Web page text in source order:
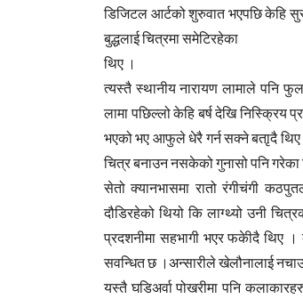
डिजिटल आर्टको शुरुवात भएपछि केहि
बुद्धलाई चित्रमा समेटिरहेका
थिए ।
त्यस्तै स्थानीय नारायण लामाले पनि
लामा पछिल्लो केहि बर्ष देखि
भएको भए आफुले धेरै गर्न सक्ने बताृदै
चित्र बनाउन नसकेको गुनासो पनि गरेका
सेतो क्यानभासमा रातो रंगीचंगी
दौडिरहेको थियो कि लाग्थ्यो उनी
प्रदशनीमा सहभागी भएर फकेीदै थिए
सवन्धित छ ।अन्सारीले खेलौनालाई
यस्तै घडिअर्वा पोखरीमा पनि